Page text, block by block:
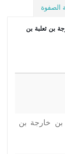
الصفوة
بن ثعلبة بن
بن خارجة بن